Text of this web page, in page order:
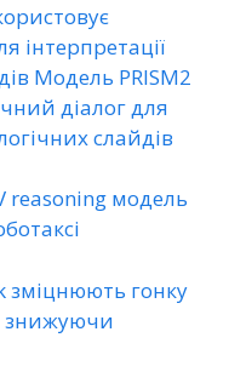
інтерпретації
Модель PRISM2
діалог для
слайдів
reasoning модель
зміцнюють гонку
знижуючи